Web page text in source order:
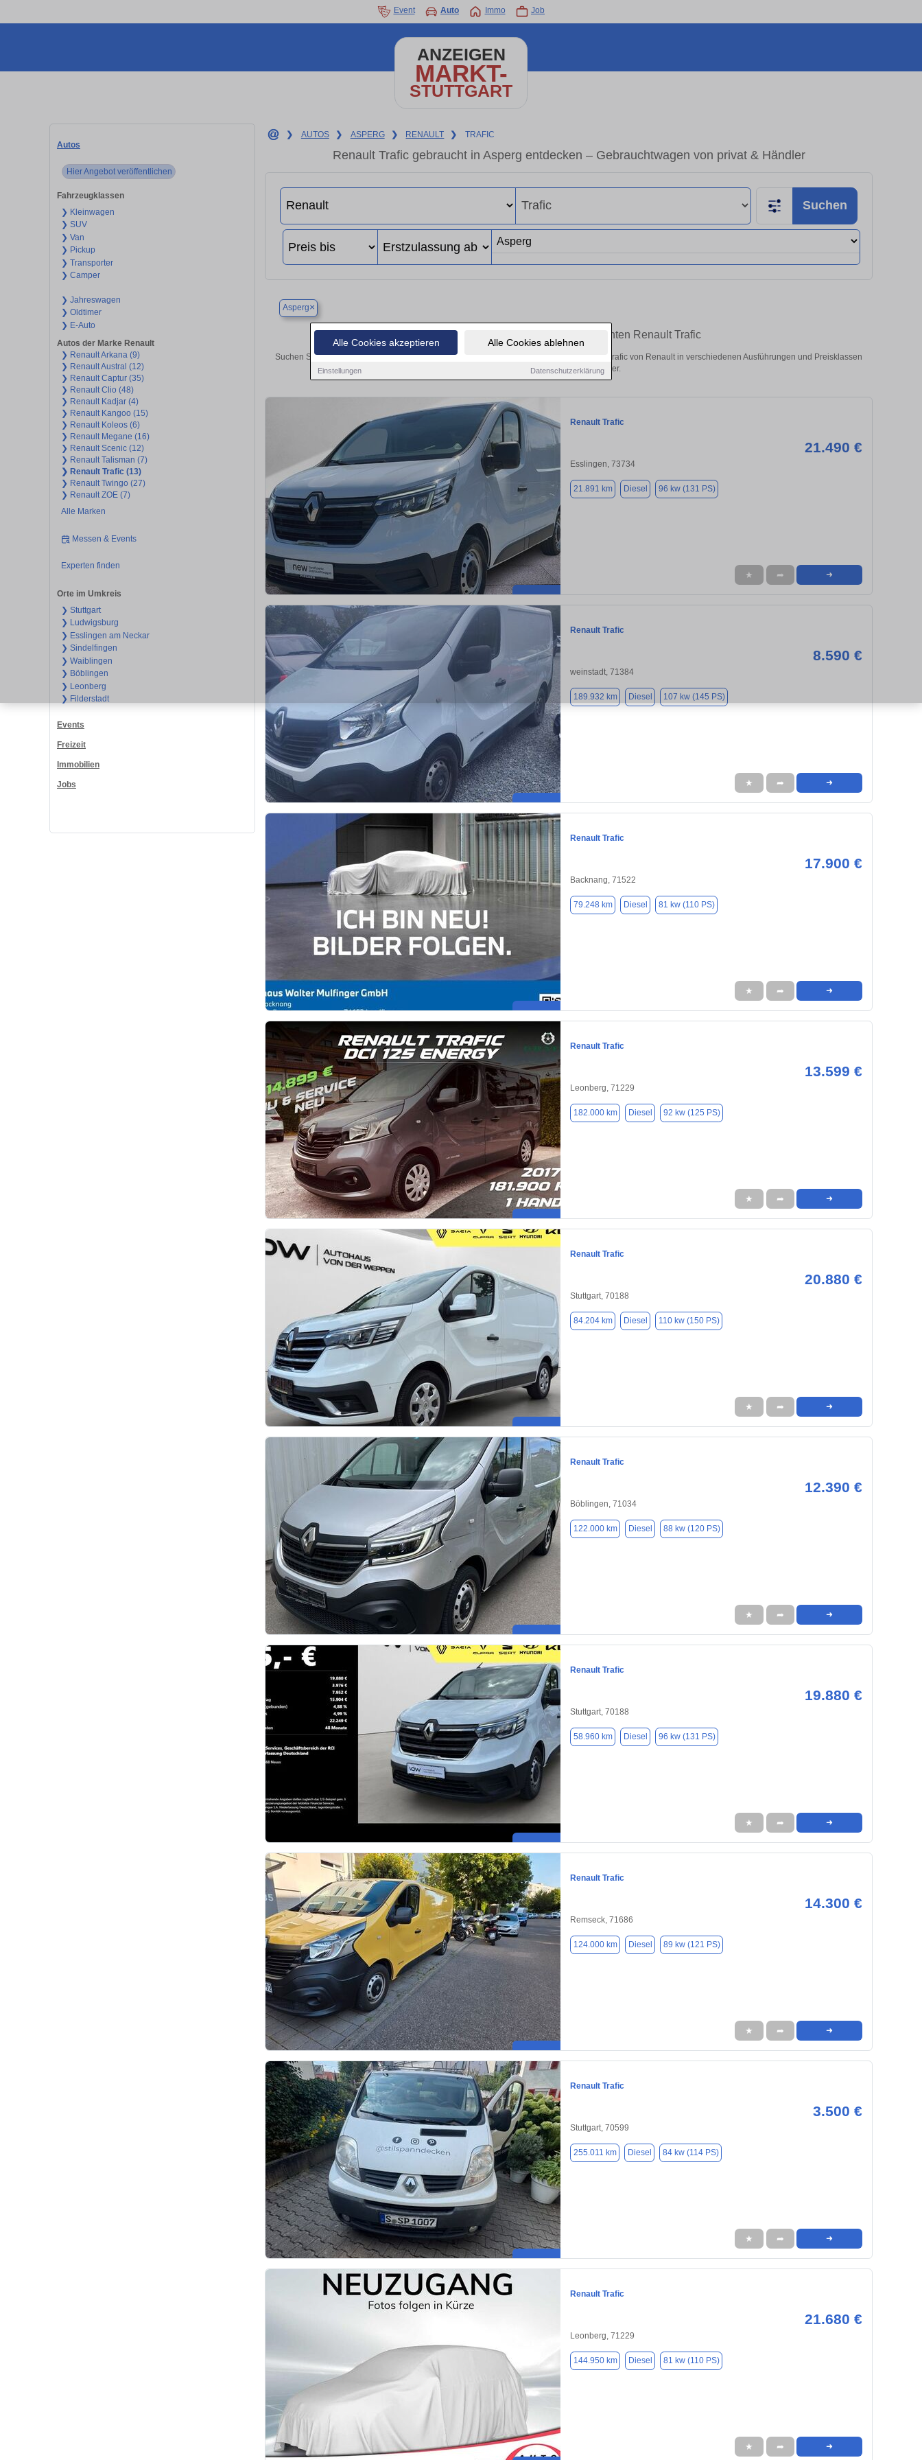
Alle Cookies akzeptieren Alle Cookies ablehnen
Einstellungen Datenschutzerklärung
Event Auto Immo Job
ANZEIGEN
MARKT-
STUTTGART
Autos
Hier Angebot veröffentlichen
Fahrzeugklassen
❯ Kleinwagen
❯ SUV
❯ Van
❯ Pickup
❯ Transporter
❯ Camper
❯ Jahreswagen
❯ Oldtimer
❯ E-Auto
Autos der Marke Renault
❯ Renault Arkana (9)
❯ Renault Austral (12)
❯ Renault Captur (35)
❯ Renault Clio (48)
❯ Renault Kadjar (4)
❯ Renault Kangoo (15)
❯ Renault Koleos (6)
❯ Renault Megane (16)
❯ Renault Scenic (12)
❯ Renault Talisman (7)
❯ Renault Trafic (13)
❯ Renault Twingo (27)
❯ Renault ZOE (7)
Alle Marken
Messen & Events
Experten finden
Orte im Umkreis
❯ Stuttgart
❯ Ludwigsburg
❯ Esslingen am Neckar
❯ Sindelfingen
❯ Waiblingen
❯ Böblingen
❯ Leonberg
❯ Filderstadt
Events
Freizeit
Immobilien
Jobs
❯ AUTOS ❯ ASPERG ❯ RENAULT ❯ TRAFIC
Renault Trafic gebraucht in Asperg entdecken – Gebrauchtwagen von privat & Händler
Suchen
Asperg×
Finden Sie in Asperg Ihren gebrauchten Renault Trafic
Suchen Sie in Asperg einen Renault Trafic Gebrauchtwagen? Entdecken Sie gebrauchte Trafic von Renault in verschiedenen Ausführungen und Preisklassen
von privat und vom Händler.
Renault Trafic
21.490 €
Esslingen, 73734
21.891 km Diesel 96 kw (131 PS)
★ ➦ ➜
Renault Trafic
8.590 €
weinstadt, 71384
189.932 km Diesel 107 kw (145 PS)
★ ➦ ➜
Renault Trafic
17.900 €
Backnang, 71522
79.248 km Diesel 81 kw (110 PS)
★ ➦ ➜
Renault Trafic
13.599 €
Leonberg, 71229
182.000 km Diesel 92 kw (125 PS)
★ ➦ ➜
Renault Trafic
20.880 €
Stuttgart, 70188
84.204 km Diesel 110 kw (150 PS)
★ ➦ ➜
Renault Trafic
12.390 €
Böblingen, 71034
122.000 km Diesel 88 kw (120 PS)
★ ➦ ➜
Renault Trafic
19.880 €
Stuttgart, 70188
58.960 km Diesel 96 kw (131 PS)
★ ➦ ➜
Renault Trafic
14.300 €
Remseck, 71686
124.000 km Diesel 89 kw (121 PS)
★ ➦ ➜
Renault Trafic
3.500 €
Stuttgart, 70599
255.011 km Diesel 84 kw (114 PS)
★ ➦ ➜
Renault Trafic
21.680 €
Leonberg, 71229
144.950 km Diesel 81 kw (110 PS)
★ ➦ ➜